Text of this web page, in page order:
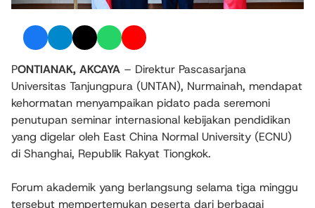
PONTIANAK, AKCAYA – Direktur Pascasarjana
Universitas Tanjungpura (UNTAN), Nurmainah, mendapat
kehormatan menyampaikan pidato pada seremoni
penutupan seminar internasional kebijakan pendidikan
yang digelar oleh East China Normal University (ECNU)
di Shanghai, Republik Rakyat Tiongkok.
Forum akademik yang berlangsung selama tiga minggu
tersebut mempertemukan peserta dari berbagai